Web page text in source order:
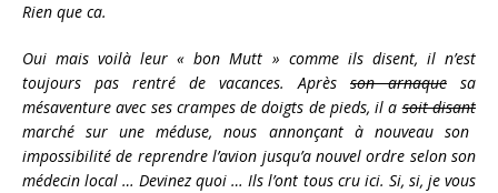
Rien que ca.
Oui mais voilà leur « bon Mutt » comme ils disent, il n’est
toujours pas rentré de vacances. Après son arnaque sa
mésaventure avec ses crampes de doigts de pieds, il asoit disant
marché sur une méduse, nous annonçant à nouveau son
impossibilité de reprendre l’avion jusqu’a nouvel ordre selon son
médecin local … Devinez quoi … Ils l’ont tous cru ici. Si, si, je vous